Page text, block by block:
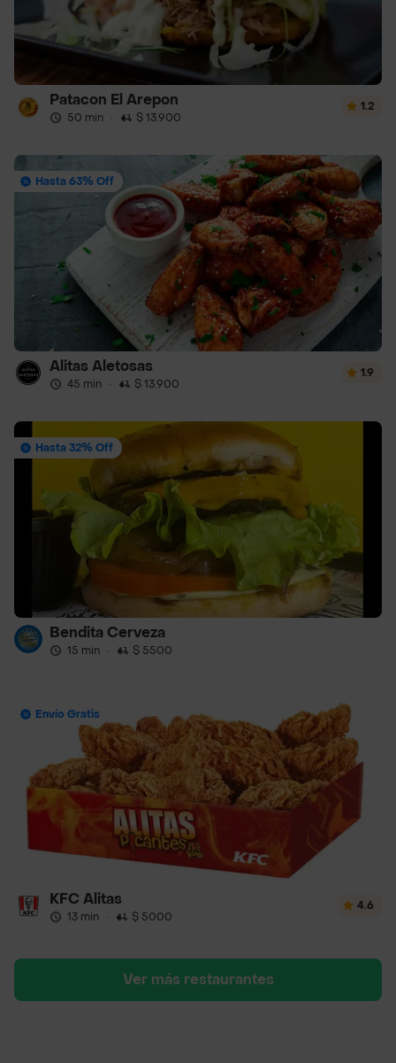
Patacon El Arepon
50 min · $ 13.900
1.2
Hasta 63% Off
Alitas Aletosas
45 min · $ 13.900
1.9
Hasta 32% Off
Bendita Cerveza
15 min · $ 5500
Envío Gratis
KFC Alitas
13 min · $ 5000
4.6
Ver más restaurantes